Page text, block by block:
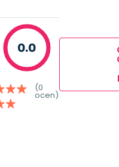
0.0
(0
ocen)